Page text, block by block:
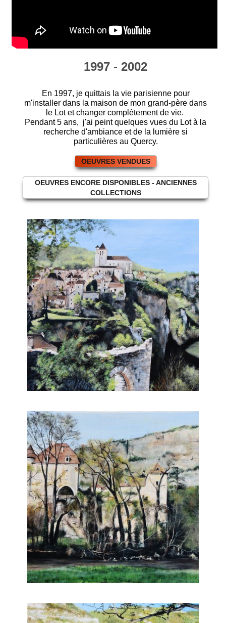
1997 - 2002
En 1997, je quittais la vie parisienne pour
m'installer dans la maison de mon grand-père dans
le Lot et changer complètement de vie.
Pendant 5 ans, j'ai peint quelques vues du Lot à la
recherche d'ambiance et de la lumière si
particulières au Quercy.
OEUVRES VENDUES
OEUVRES ENCORE DISPONIBLES - ANCIENNES
COLLECTIONS